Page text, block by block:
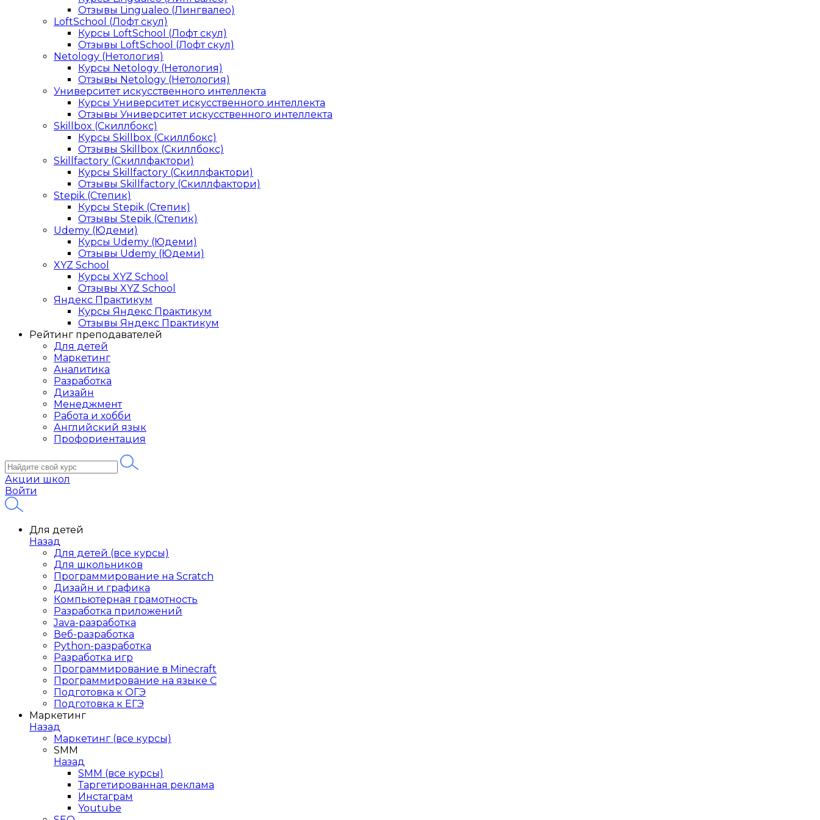
Отзывы Lingualeo (Лингвалео)
LoftSchool (Лофт скул)
Курсы LoftSchool (Лофт скул)
Отзывы LoftSchool (Лофт скул)
Netology (Нетология)
Курсы Netology (Нетология)
Отзывы Netology (Нетология)
Университет искусственного интеллекта
Курсы Университет искусственного интеллекта
Отзывы Университет искусственного интеллекта
Skillbox (Скиллбокс)
Курсы Skillbox (Скиллбокс)
Отзывы Skillbox (Скиллбокс)
Skillfactory (Скиллфактори)
Курсы Skillfactory (Скиллфактори)
Отзывы Skillfactory (Скиллфактори)
Stepik (Степик)
Курсы Stepik (Степик)
Отзывы Stepik (Степик)
Udemy (Юдеми)
Курсы Udemy (Юдеми)
Отзывы Udemy (Юдеми)
XYZ School
Курсы XYZ School
Отзывы XYZ School
Яндекс Практикум
Курсы Яндекс Практикум
Отзывы Яндекс Практикум
Рейтинг преподавателей
Для детей
Маркетинг
Аналитика
Разработка
Дизайн
Менеджмент
Работа и хобби
Английский язык
Профориентация
Акции школ
Войти
Для детей
Назад
Для детей (все курсы)
Для школьников
Программирование на Scratch
Дизайн и графика
Компьютерная грамотность
Разработка приложений
Java-разработка
Веб-разработка
Python-разработка
Разработка игр
Программирование в Minecraft
Программирование на языке C
Подготовка к ОГЭ
Подготовка к ЕГЭ
Маркетинг
Назад
Маркетинг (все курсы)
SMM
Назад
SMM (все курсы)
Таргетированная реклама
Инстаграм
Youtube